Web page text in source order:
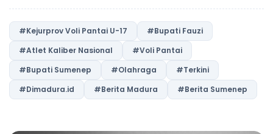
#Kejurprov Voli Pantai U-17
#Bupati Fauzi
#Atlet Kaliber Nasional
#Voli Pantai
#Bupati Sumenep
#Olahraga
#Terkini
#Dimadura.id
#Berita Madura #Berita Sumenep